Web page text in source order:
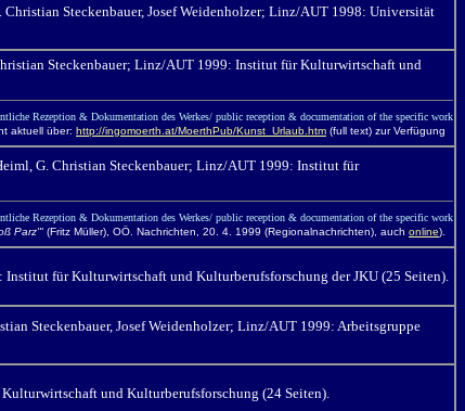
Christian Steckenbauer, Josef Weidenholzer; Linz/AUT 1998: Universität
Steckenbauer; Linz/AUT 1999: Institut für Kulturwirtschaft und
Rezeption & Dokumentation des Werkes/ public reception & documentation of the specific work
aktuell über: http://ingomoerth.at/MoerthPub/Kunst_Urlaub.htm (full text) zur Verfügung
G. Christian Steckenbauer; Linz/AUT 1999: Institut für
Rezeption & Dokumentation des Werkes/ public reception & documentation of the specific work
Parz'" (Fritz Müller), OÖ. Nachrichten, 20. 4. 1999 (Regionalnachrichten), auch online).
für Kulturwirtschaft und Kulturberufsforschung der JKU (25 Seiten).
Steckenbauer, Josef Weidenholzer; Linz/AUT 1999: Arbeitsgruppe
und Kulturberufsforschung (24 Seiten).